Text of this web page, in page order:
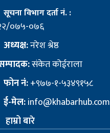
सूचना विभाग दर्ता नं. :
०७५-०७६
अध्यक्ष:नरेश श्रेष्ठ
संकेत कोईराला
फोन नं:+९७७-१-५३४९१५८
ई-मेल:info@khabarhub.com
हाम्रो बारे